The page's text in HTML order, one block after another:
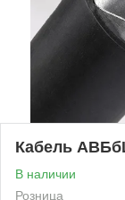
Кабель
В наличии
Розница